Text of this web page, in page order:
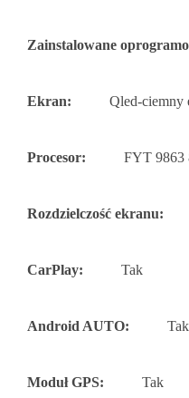
Zainstalowane
Ekran: Qled-ciemny
Procesor: FYT 9863
Rozdzielczość ekranu:
CarPlay: Tak
Android AUTO: Tak
Moduł GPS: Tak